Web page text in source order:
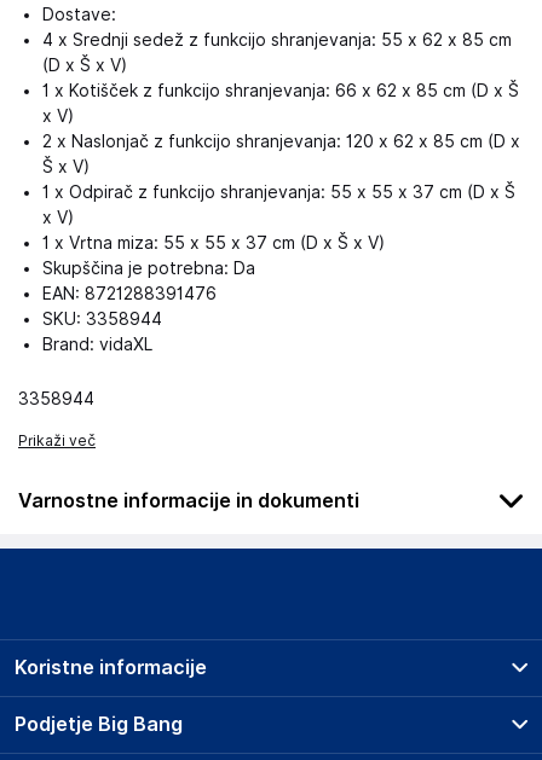
Dostave:
4 x Srednji sedež z funkcijo shranjevanja: 55 x 62 x 85 cm
(D x Š x V)
1 x Kotišček z funkcijo shranjevanja: 66 x 62 x 85 cm (D x Š
x V)
2 x Naslonjač z funkcijo shranjevanja: 120 x 62 x 85 cm (D x
Š x V)
1 x Odpirač z funkcijo shranjevanja: 55 x 55 x 37 cm (D x Š
x V)
1 x Vrtna miza: 55 x 55 x 37 cm (D x Š x V)
Skupščina je potrebna: Da
EAN: 8721288391476
SKU: 3358944
Brand: vidaXL
3358944
Prikaži več
Varnostne informacije in dokumenti
Podatki o proizvajalcu
vidaXL
The Netherlands
Podjetje Big Bang
Koristne informacije
Prodajna mesta